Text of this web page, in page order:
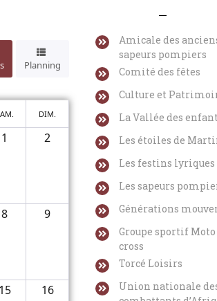
Planning
DIM.
1 2
8 9
15 16
Amicale des
sapeurs pompiers
Comité des fêtes
Culture et
La Vallée des
Les étoiles de
Les festins lyriques
Les sapeurs
Générations
Groupe sportif Moto
cross
Torcé Loisirs
Union nationale